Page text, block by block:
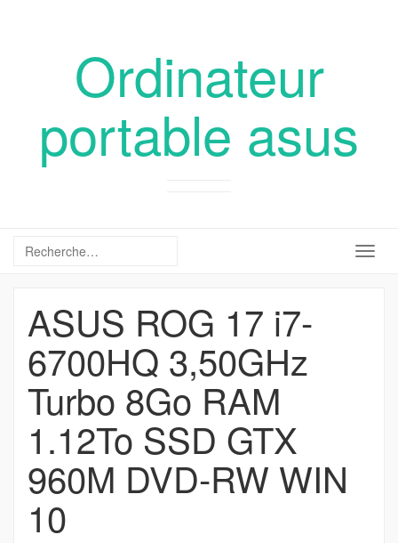
Ordinateur
portable asus
ASUS ROG 17 i7-
6700HQ 3,50GHz
Turbo 8Go RAM
1.12To SSD GTX
960M DVD-RW WIN
10